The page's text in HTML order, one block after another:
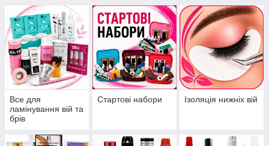
Все для
ламінування вій та
брів
Стартові набори Ізоляція нижніх вій